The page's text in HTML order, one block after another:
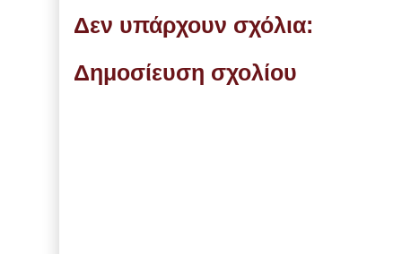
Δεν υπάρχουν σχόλια:
Δημοσίευση σχολίου